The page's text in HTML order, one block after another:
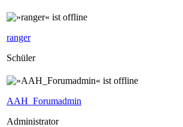
ranger
Schüler
AAH_Forumadmin
Administrator